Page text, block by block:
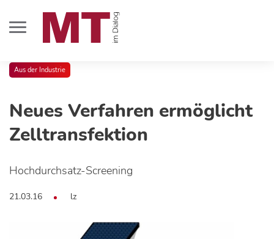
Aus der Industrie
Neues Verfahren ermöglicht
Zelltransfektion
Hochdurchsatz-Screening
21.03.16 lz